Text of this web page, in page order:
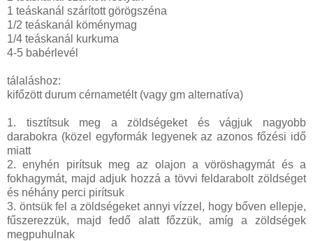
1 teáskanál szárított görögszéna
1/2 teáskanál köménymag
1/4 teáskanál kurkuma
4-5 babérlevél
tálaláshoz:
kifőzött durum cérnametélt (vagy gm alternatíva)
1. tisztítsuk meg a zöldségeket és vágjuk nagyobb
darabokra (közel egyformák legyenek az azonos főzési idő
miatt
2. enyhén pirítsuk meg az olajon a vöröshagymát és a
fokhagymát, majd adjuk hozzá a tövvi feldarabolt zöldséget
és néhány perci pirítsuk
3. öntsük fel a zöldségeket annyi vízzel, hogy bőven ellepje,
fűszerezzük, majd fedő alatt főzzük, amíg a zöldségek
megpuhulnak